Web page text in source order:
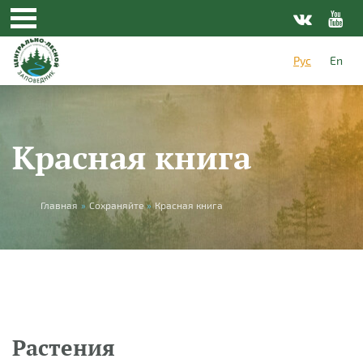
Перейти к основному содержанию
Рус
En
Красная книга
Вы здесь
Главная » Сохраняйте » Красная книга
Растения